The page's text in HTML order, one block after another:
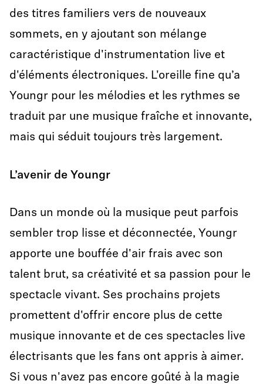
des titres familiers vers de nouveaux
sommets, en y ajoutant son mélange
caractéristique d'instrumentation live et
d'éléments électroniques. L'oreille fine qu’a
Youngr pour les mélodies et les rythmes se
traduit par une musique fraîche et innovante,
mais qui séduit toujours très largement.
L’avenir de Youngr
Dans un monde où la musique peut parfois
sembler trop lisse et déconnectée, Youngr
apporte une bouffée d'air frais avec son
talent brut, sa créativité et sa passion pour le
spectacle vivant. Ses prochains projets
promettent d'offrir encore plus de cette
musique innovante et de ces spectacles live
électrisants que les fans ont appris à aimer.
Si vous n'avez pas encore goûté à la magie